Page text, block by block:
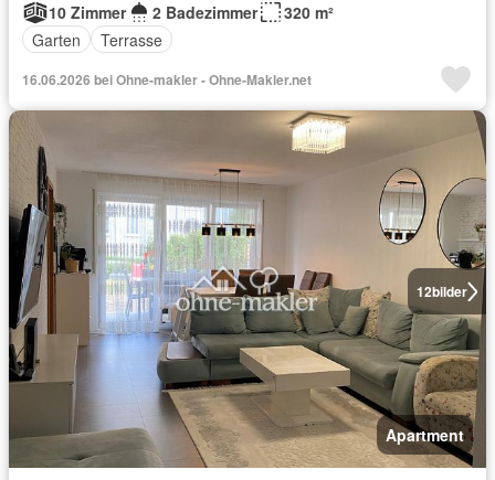
10 Zimmer
2 Badezimmer
320 m²
Garten
Terrasse
16.06.2026 bei Ohne-makler - Ohne-Makler.net
12bilder
Apartment